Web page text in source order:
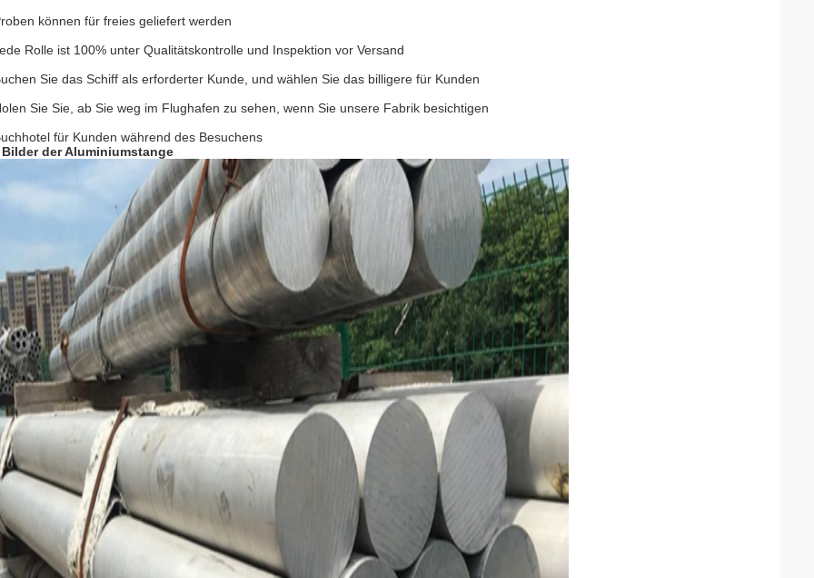
können für freies geliefert werden
Rolle ist 100% unter Qualitätskontrolle und Inspektion vor Versand
Sie das Schiff als erforderter Kunde, und wählen Sie das billigere für Kunden
Sie Sie, ab Sie weg im Flughafen zu sehen, wenn Sie unsere Fabrik besichtigen
für Kunden während des Besuchens
Bilder der Aluminiumstange